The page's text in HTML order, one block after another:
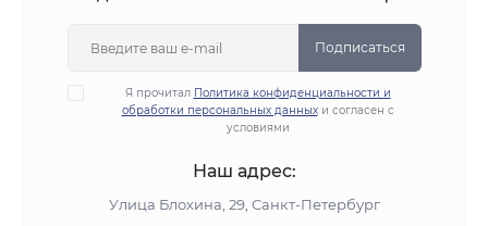
Подписаться
Я прочитал Политика конфиденциальности и
обработки персональных данныхи согласен с
условиями
Наш адрес:
Улица Блохина, 29, Санкт-Петербург